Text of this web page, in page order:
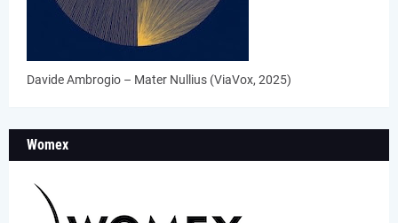
Davide Ambrogio – Mater Nullius (ViaVox, 2025)
Womex